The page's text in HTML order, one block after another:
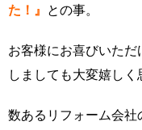
た！』 との事。
お客様にお喜びいた
しましても大変嬉し
数あるリフォーム会